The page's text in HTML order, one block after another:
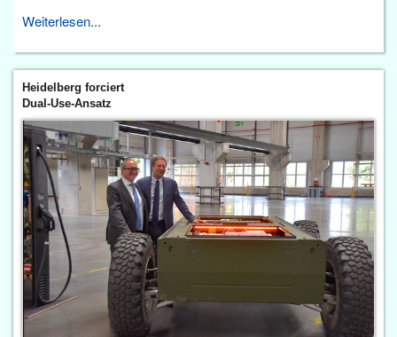
Weiterlesen...
Heidelberg forciert
Dual-Use-Ansatz